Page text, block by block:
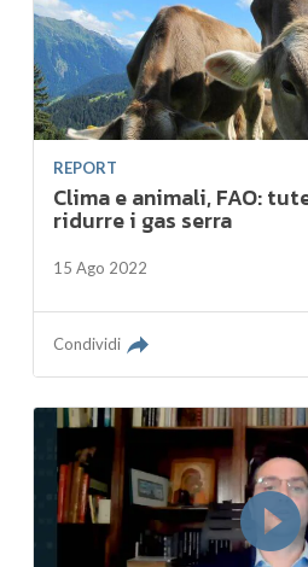
REPORT
Clima e animali, FAO:
ridurre i gas serra
15 Ago 2022
Condividi